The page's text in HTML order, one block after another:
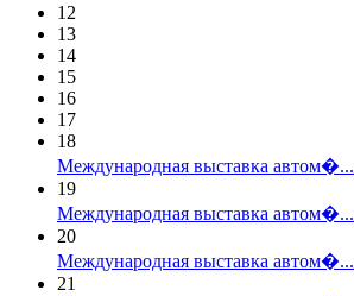
12
13
14
15
16
17
18
Международная выставка автом�...
19
Международная выставка автом�...
20
Международная выставка автом�...
21